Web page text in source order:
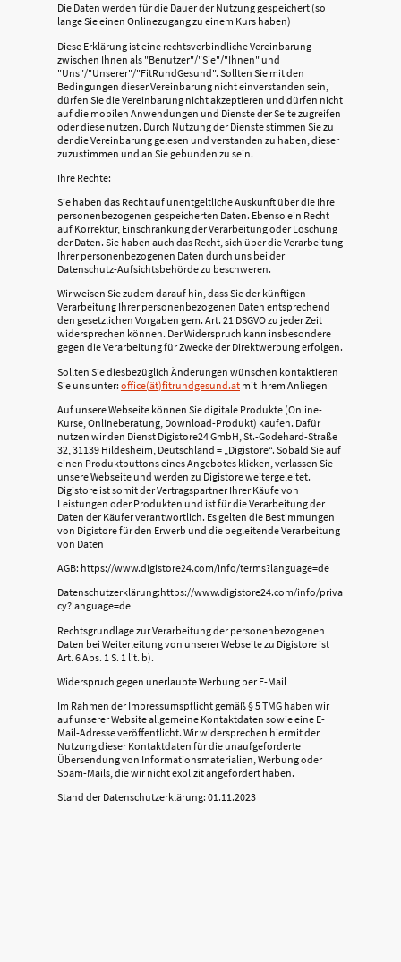
Die Daten werden für die Dauer der Nutzung gespeichert (so
lange Sie einen Onlinezugang zu einem Kurs haben)
Diese Erklärung ist eine rechtsverbindliche Vereinbarung
zwischen Ihnen als "Benutzer"/"Sie"/"Ihnen" und
"Uns"/"Unserer"/"FitRundGesund". Sollten Sie mit den
Bedingungen dieser Vereinbarung nicht einverstanden sein,
dürfen Sie die Vereinbarung nicht akzeptieren und dürfen nicht
auf die mobilen Anwendungen und Dienste der Seite zugreifen
oder diese nutzen. Durch Nutzung der Dienste stimmen Sie zu
der die Vereinbarung gelesen und verstanden zu haben, dieser
zuzustimmen und an Sie gebunden zu sein.
Ihre Rechte:
Sie haben das Recht auf unentgeltliche Auskunft über die Ihre
personenbezogenen gespeicherten Daten. Ebenso ein Recht
auf Korrektur, Einschränkung der Verarbeitung oder Löschung
der Daten. Sie haben auch das Recht, sich über die Verarbeitung
Ihrer personenbezogenen Daten durch uns bei der
Datenschutz-Aufsichtsbehörde zu beschweren.
Wir weisen Sie zudem darauf hin, dass Sie der künftigen
Verarbeitung Ihrer personenbezogenen Daten entsprechend
den gesetzlichen Vorgaben gem. Art. 21 DSGVO zu jeder Zeit
widersprechen können. Der Widerspruch kann insbesondere
gegen die Verarbeitung für Zwecke der Direktwerbung erfolgen.
Sollten Sie diesbezüglich Änderungen wünschen kontaktieren
Sie uns unter: office(ät)fitrundgesund.at mit Ihrem Anliegen
Auf unsere Webseite können Sie digitale Produkte (Online-
Kurse, Onlineberatung, Download-Produkt) kaufen. Dafür
nutzen wir den Dienst Digistore24 GmbH, St.-Godehard-Straße
32, 31139 Hildesheim, Deutschland = „Digistore“. Sobald Sie auf
einen Produktbuttons eines Angebotes klicken, verlassen Sie
unsere Webseite und werden zu Digistore weitergeleitet.
Digistore ist somit der Vertragspartner Ihrer Käufe von
Leistungen oder Produkten und ist für die Verarbeitung der
Daten der Käufer verantwortlich. Es gelten die Bestimmungen
von Digistore für den Erwerb und die begleitende Verarbeitung
von Daten
AGB: https://www.digistore24.com/info/terms?language=de
Datenschutzerklärung:https://www.digistore24.com/info/priva
cy?language=de
Rechtsgrundlage zur Verarbeitung der personenbezogenen
Daten bei Weiterleitung von unserer Webseite zu Digistore ist
Art. 6 Abs. 1 S. 1 lit. b).
Widerspruch gegen unerlaubte Werbung per E-Mail
Im Rahmen der Impressumspflicht gemäß § 5 TMG haben wir
auf unserer Website allgemeine Kontaktdaten sowie eine E-
Mail-Adresse veröffentlicht. Wir widersprechen hiermit der
Nutzung dieser Kontaktdaten für die unaufgeforderte
Übersendung von Informationsmaterialien, Werbung oder
Spam-Mails, die wir nicht explizit angefordert haben.
Stand der Datenschutzerklärung: 01.11.2023